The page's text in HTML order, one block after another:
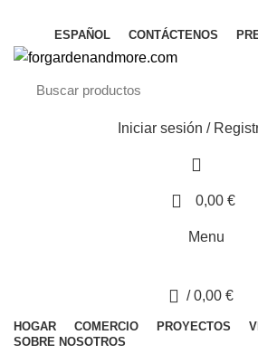
ESPAÑOL
CONTÁCTENOS
Iniciar sesión /
0,00 €
Menu
/ 0,00 €
HOGAR COMERCIO PROYECTOS
SOBRE NOSOTROS